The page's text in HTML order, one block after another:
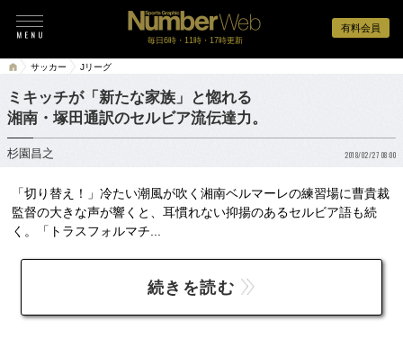
有料会員
毎日6時・11時・17時更新
サッカー Jリーグ
ミキッチが「新たな家族」と惚れる
湘南・塚田通訳のセルビア流伝達力。
杉園昌之 2018/02/27 08:00
「切り替え！」冷たい潮風が吹く湘南ベルマーレの練習場に曹貴裁
監督の大きな声が響くと、耳慣れない抑揚のあるセルビア語も続
く。「トラスフォルマチ...
続きを読む